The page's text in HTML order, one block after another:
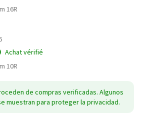
16R
Achat vérifié
10R
de compras verificadas. Algunos
muestran para proteger la privacidad.